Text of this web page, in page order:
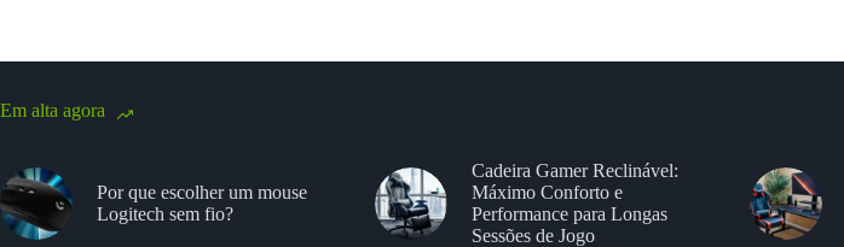
Em alta agora
Por que escolher um mouse
Logitech sem fio?
Cadeira Gamer Reclinável:
Máximo Conforto e
Performance para Longas
Sessões de Jogo